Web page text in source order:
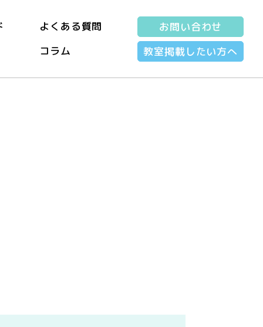
よくある質問
コラム
お問い合わせ
教室掲載したい方へ